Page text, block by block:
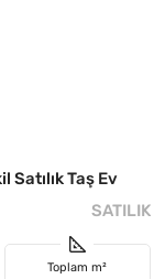
Satılık Taş Ev
SATILIK
Toplam m²